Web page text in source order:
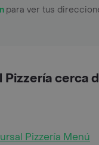
para ver tus
Pizzería cerca
Pizzería Menú